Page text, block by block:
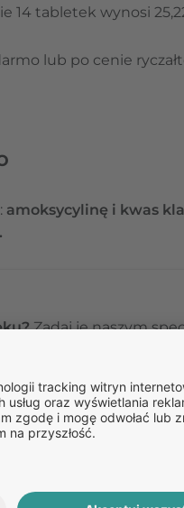
14 tabletek wynosi
lub po cenie
amoksycylinę i kwas
Zadaj je naszym
w Receptomat.
, których